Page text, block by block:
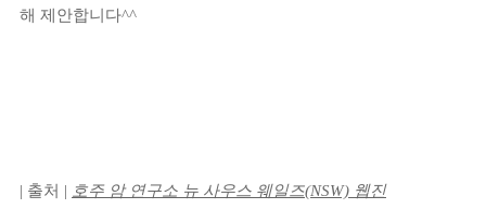
해 제안합니다^^
| 출처 | 호주 암 연구소 뉴 사우스 웨일즈(NSW) 웹진